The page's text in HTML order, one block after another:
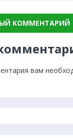
КОММЕНТАРИЙ
вам